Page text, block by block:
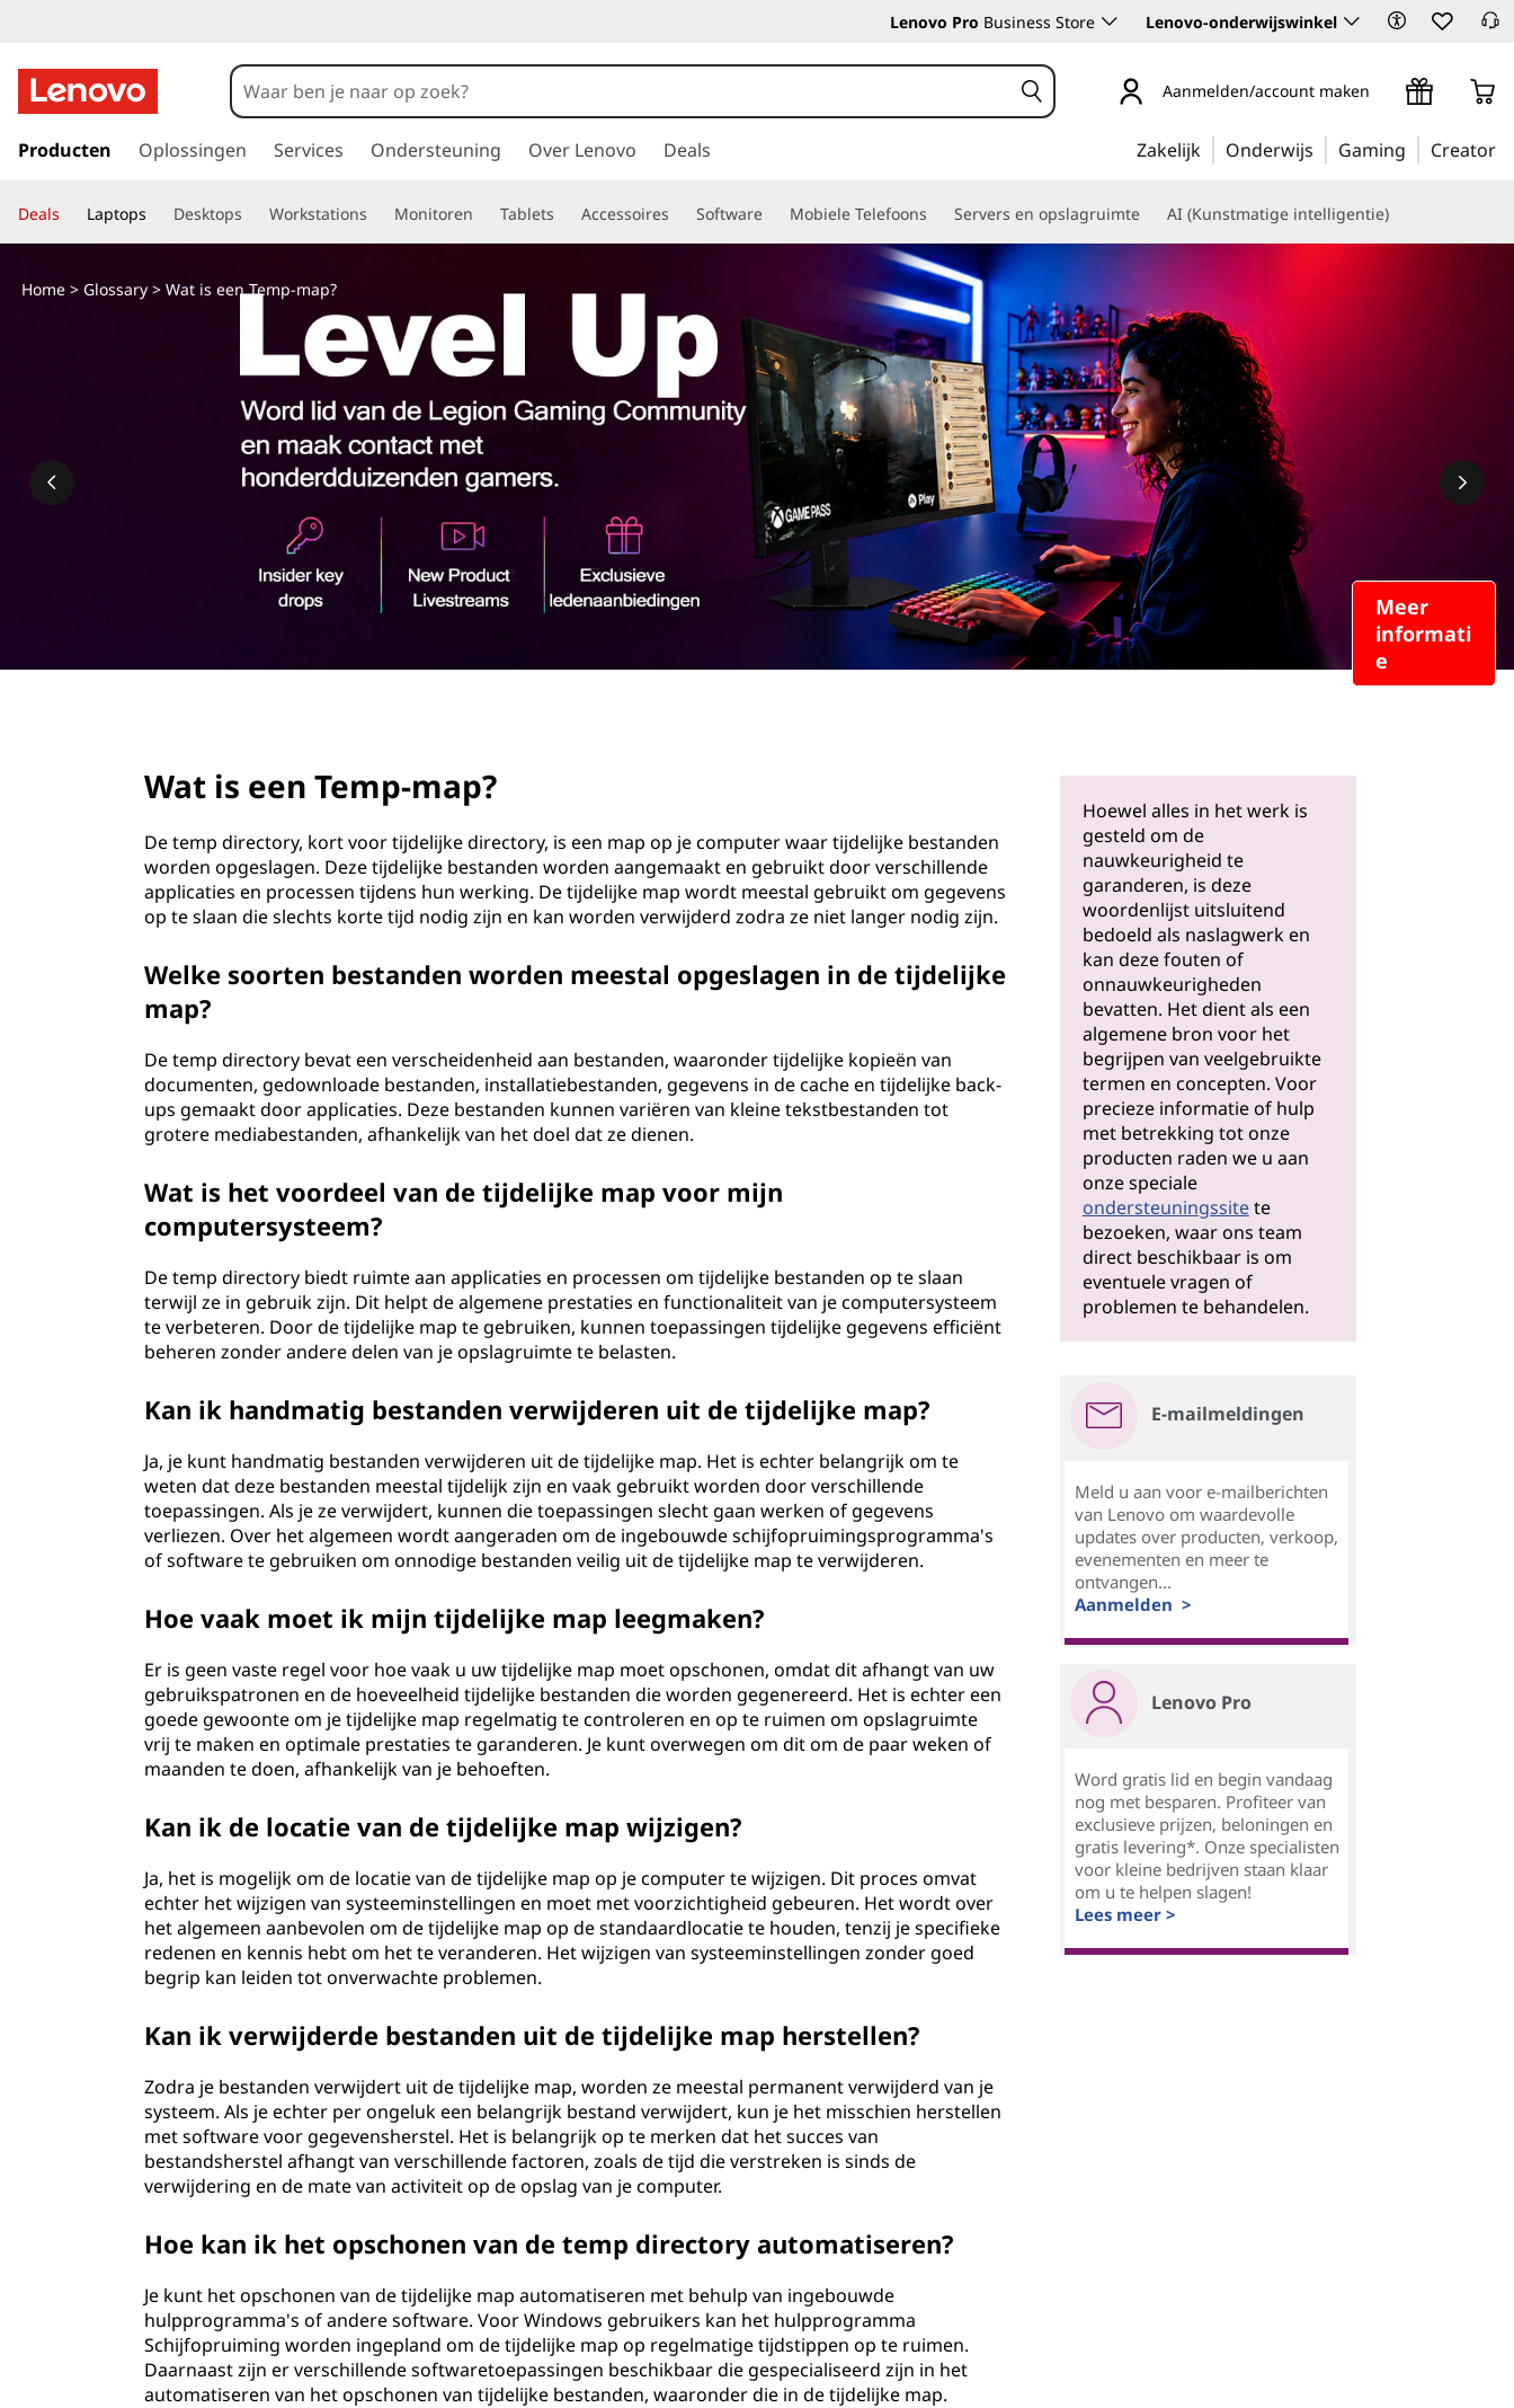
a
Lenovo Pro Business Store Lenovo-onderwijswinkel
a
a
r
e
Aanmelden/account maken
Producten Oplossingen Services Ondersteuning Over Lenovo Deals Zakelijk Onderwijs Gaming Creator
Deals Laptops Desktops Workstations Monitoren Tablets Accessoires Software Mobiele Telefoons Servers en opslagruimte AI (Kunstmatige intelligentie)
Meer
informati
e
Home> Glossary> Wat is een Temp-map?
Wat is een Temp-map?
De temp directory, kort voor tijdelijke directory, is een map op je computer waar tijdelijke bestanden
worden opgeslagen. Deze tijdelijke bestanden worden aangemaakt en gebruikt door verschillende
applicaties en processen tijdens hun werking. De tijdelijke map wordt meestal gebruikt om gegevens
op te slaan die slechts korte tijd nodig zijn en kan worden verwijderd zodra ze niet langer nodig zijn.
Welke soorten bestanden worden meestal opgeslagen in de tijdelijke
map?
De temp directory bevat een verscheidenheid aan bestanden, waaronder tijdelijke kopieën van
documenten, gedownloade bestanden, installatiebestanden, gegevens in de cache en tijdelijke back-
ups gemaakt door applicaties. Deze bestanden kunnen variëren van kleine tekstbestanden tot
grotere mediabestanden, afhankelijk van het doel dat ze dienen.
Wat is het voordeel van de tijdelijke map voor mijn
computersysteem?
De temp directory biedt ruimte aan applicaties en processen om tijdelijke bestanden op te slaan
terwijl ze in gebruik zijn. Dit helpt de algemene prestaties en functionaliteit van je computersysteem
te verbeteren. Door de tijdelijke map te gebruiken, kunnen toepassingen tijdelijke gegevens efficiënt
beheren zonder andere delen van je opslagruimte te belasten.
Kan ik handmatig bestanden verwijderen uit de tijdelijke map?
Ja, je kunt handmatig bestanden verwijderen uit de tijdelijke map. Het is echter belangrijk om te
weten dat deze bestanden meestal tijdelijk zijn en vaak gebruikt worden door verschillende
toepassingen. Als je ze verwijdert, kunnen die toepassingen slecht gaan werken of gegevens
verliezen. Over het algemeen wordt aangeraden om de ingebouwde schijfopruimingsprogramma's
of software te gebruiken om onnodige bestanden veilig uit de tijdelijke map te verwijderen.
Hoe vaak moet ik mijn tijdelijke map leegmaken?
Er is geen vaste regel voor hoe vaak u uw tijdelijke map moet opschonen, omdat dit afhangt van uw
gebruikspatronen en de hoeveelheid tijdelijke bestanden die worden gegenereerd. Het is echter een
goede gewoonte om je tijdelijke map regelmatig te controleren en op te ruimen om opslagruimte
vrij te maken en optimale prestaties te garanderen. Je kunt overwegen om dit om de paar weken of
maanden te doen, afhankelijk van je behoeften.
Kan ik de locatie van de tijdelijke map wijzigen?
Ja, het is mogelijk om de locatie van de tijdelijke map op je computer te wijzigen. Dit proces omvat
echter het wijzigen van systeeminstellingen en moet met voorzichtigheid gebeuren. Het wordt over
het algemeen aanbevolen om de tijdelijke map op de standaardlocatie te houden, tenzij je specifieke
redenen en kennis hebt om het te veranderen. Het wijzigen van systeeminstellingen zonder goed
begrip kan leiden tot onverwachte problemen.
Kan ik verwijderde bestanden uit de tijdelijke map herstellen?
Zodra je bestanden verwijdert uit de tijdelijke map, worden ze meestal permanent verwijderd van je
systeem. Als je echter per ongeluk een belangrijk bestand verwijdert, kun je het misschien herstellen
met software voor gegevensherstel. Het is belangrijk op te merken dat het succes van
bestandsherstel afhangt van verschillende factoren, zoals de tijd die verstreken is sinds de
verwijdering en de mate van activiteit op de opslag van je computer.
Hoe kan ik het opschonen van de temp directory automatiseren?
Je kunt het opschonen van de tijdelijke map automatiseren met behulp van ingebouwde
hulpprogramma's of andere software. Voor Windows gebruikers kan het hulpprogramma
Schijfopruiming worden ingepland om de tijdelijke map op regelmatige tijdstippen op te ruimen.
Daarnaast zijn er verschillende softwaretoepassingen beschikbaar die gespecialiseerd zijn in het
automatiseren van het opschonen van tijdelijke bestanden, waaronder die in de tijdelijke map.
Hoewel alles in het werk is
gesteld om de
nauwkeurigheid te
garanderen, is deze
woordenlijst uitsluitend
bedoeld als naslagwerk en
kan deze fouten of
onnauwkeurigheden
bevatten. Het dient als een
algemene bron voor het
begrijpen van veelgebruikte
termen en concepten. Voor
precieze informatie of hulp
met betrekking tot onze
producten raden we u aan
onze speciale
ondersteuningssitete
bezoeken, waar ons team
direct beschikbaar is om
eventuele vragen of
problemen te behandelen.
E-mailmeldingen
Meld u aan voor e-mailberichten
van Lenovo om waardevolle
updates over producten, verkoop,
evenementen en meer te
ontvangen...
Aanmelden >
Lenovo Pro
Word gratis lid en begin vandaag
nog met besparen. Profiteer van
exclusieve prijzen, beloningen en
gratis levering*. Onze specialisten
voor kleine bedrijven staan klaar
om u te helpen slagen!
Lees meer >